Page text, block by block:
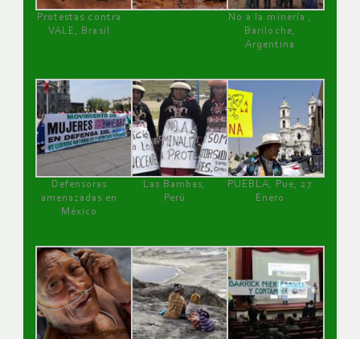
Protestas contra
VALE, Brasil
No a la minería ,
Bariloche,
Argentina
Defensoras
amenazadas en
México
Las Bambas,
Perú
PUEBLA, Pue, 27
Enero